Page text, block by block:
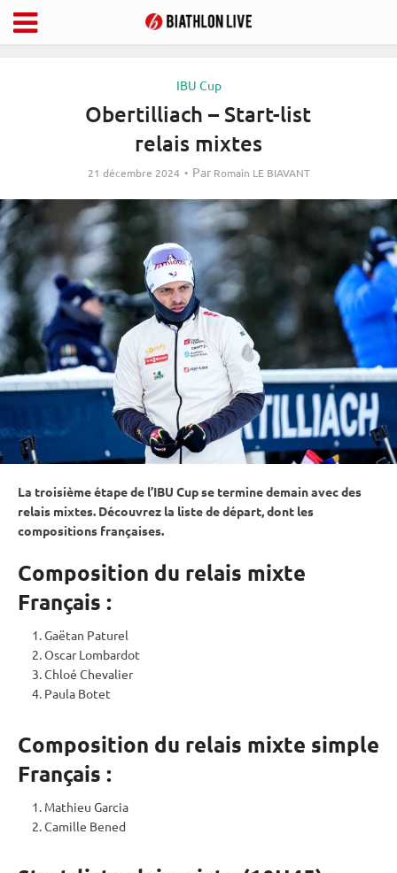
IBU Cup
Obertilliach – Start-list
relais mixtes
21 décembre 2024 Par Romain LE BIAVANT
La troisième étape de l’IBU Cupse termine demain avec des
relais mixtes. Découvrez la liste de départ, dont les
compositions françaises.
Composition du relais mixte
Français :
Gaëtan Paturel
Oscar Lombardot
Chloé Chevalier
Paula Botet
Composition du relais mixte simple
Français :
Mathieu Garcia
Camille Bened